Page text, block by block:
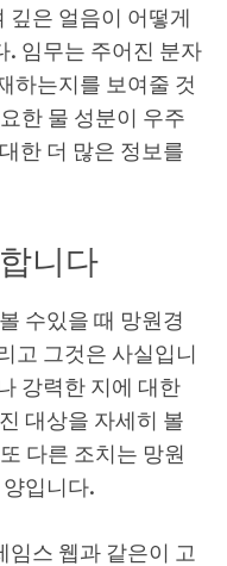
깊은 얼음이 어떻게
. 임무는 주어진 분자
하는지를 보여줄 것
한 물 성분이 우주
한 더 많은 정보를
니다
수있을 때 망원경
고 그것은 사실입니
강력한 지에 대한
대상을 자세히 볼
다른 조치는 망원
입니다.
임스 웹과 같은이 고